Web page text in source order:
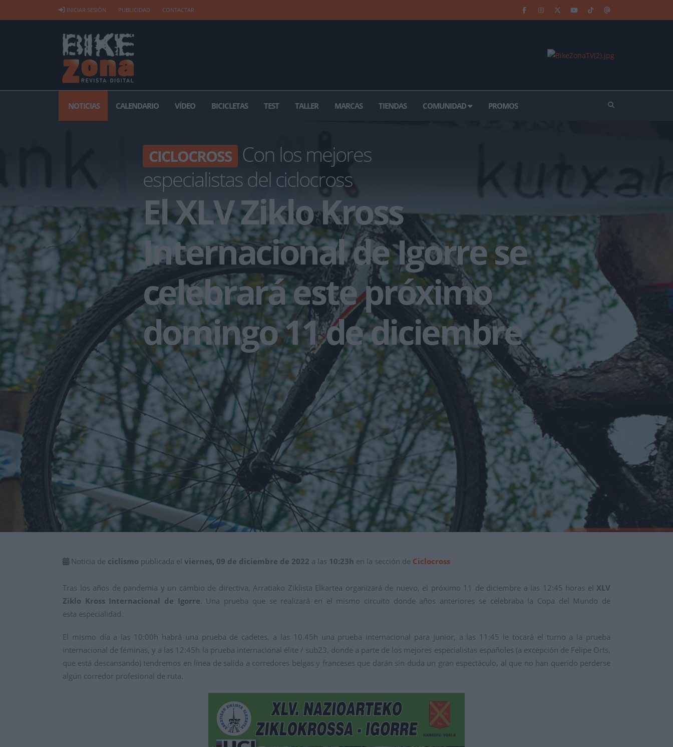
INICIAR SESIÓN PUBLICIDAD CONTACTAR
NOTICIAS CALENDARIO VÍDEO BICICLETAS TEST TALLER MARCAS TIENDAS COMUNIDAD PROMOS
CICLOCROSS Con los mejores
especialistas del ciclocross
El XLV Ziklo Kross
Internacional de Igorre se
celebrará este próximo
domingo 11 de diciembre
Noticia de ciclismo publicada el viernes, 09 de diciembre de 2022 a las 10:23h en la sección de Ciclocross
Tras los años de pandemia y un cambio de directiva, Arratiako Ziklista Elkartea organizará de nuevo, el próximo 11 de diciembre a las 12:45 horas el XLV
Ziklo Kross Internacional de Igorre. Una prueba que se realizará en el mismo circuito donde años anteriores se celebraba la Copa del Mundo de
esta especialidad.
El mismo día a las 10:00h habrá una prueba de cadetes, a las 10.45h una prueba internacional para junior, a las 11:45 le tocará el turno a la prueba
internacional de féminas, y a las 12:45h la prueba internacional élite / sub23, donde a parte de los mejores especialistas españoles (a excepción de Felipe Orts,
que está descansando) tendremos en línea de salida a corredores belgas y franceses que darán sin duda un gran espectáculo, al que no han querido perderse
algún corredor profesional de ruta.